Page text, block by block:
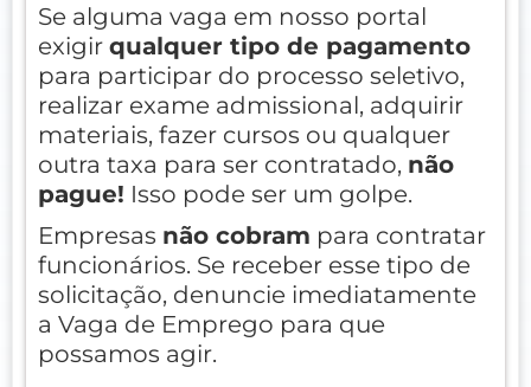
Se alguma vaga em nosso portal
exigir qualquer tipo de pagamento
para participar do processo seletivo,
realizar exame admissional, adquirir
materiais, fazer cursos ou qualquer
outra taxa para ser contratado, não
pague! Isso pode ser um golpe.
Empresas não cobram para contratar
funcionários. Se receber esse tipo de
solicitação, denuncie imediatamente
a Vaga de Emprego para que
possamos agir.